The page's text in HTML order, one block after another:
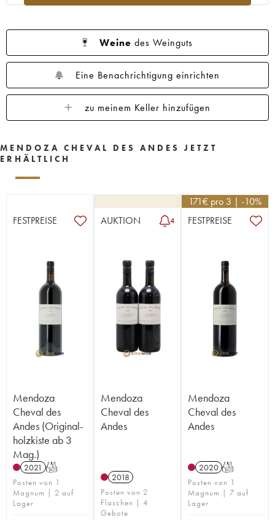
Weine des Weinguts
Eine Benachrichtigung einrichten
zu meinem Keller hinzufügen
MENDOZA CHEVAL DES ANDES JETZT
ERHÄLTLICH
FESTPREISE
Mendoza
Cheval des
Andes (Original-
holzkiste ab 3
Mag.)
2021 T
Posten von 1
Magnum | 2 auf
Lager
AUKTION 4
Mendoza
Cheval des
Andes
2018
Posten von 2
Flaschen | 4
Gebote
171€ pro 3 | -10%
FESTPREISE
Mendoza
Cheval des
Andes
2020 T
Posten von 1
Magnum | 7 auf
Lager